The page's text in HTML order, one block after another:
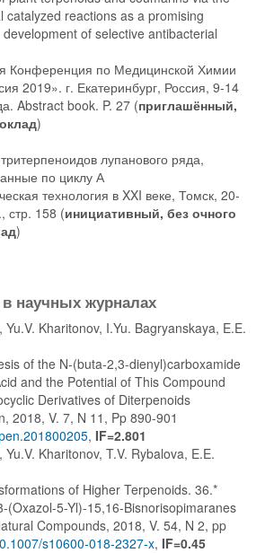
catalyzed reactions as a promising
of selective antibacterial
Конференция по Медицинской Химии
2019». г. Екатеринбург, Россия, 9-14
Abstract book. P. 27 (приглашённый,
)
лупанового ряда,
по циклу А
технология в XXI веке, Томск, 20-
стр. 158 (инициативный, без очного
)
научных журналах
Yu.V. Kharitonov, I.Yu. Bagryanskaya, E.E.
of the N-(buta-2,3-dienyl)carboxamide
and the Potential of This Compound
Derivatives of Diterpenoids
2018, V. 7, N 11, Pp 890-901
, IF=2.801
Kharitonov, T.V. Rybalova, E.E.
of Higher Terpenoids. 36.*
(Oxazol-5-Yl)-15,16-Bisnorisopimaranes
Compounds, 2018, V. 54, N 2, pp
s10600-018-2327-x, IF=0.45